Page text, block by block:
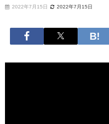
2022年7月15日 2022年7月15日